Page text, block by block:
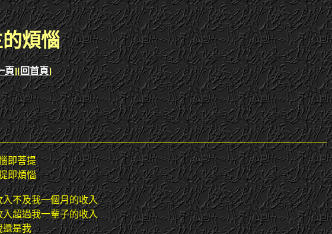
煩惱
頁][回首頁]
即菩提
即煩惱
不及我一個月的收入
超過我一輩子的收入
還是我